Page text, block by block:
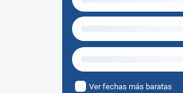
Ver fechas más baratas